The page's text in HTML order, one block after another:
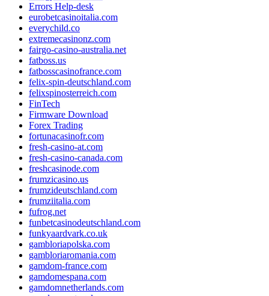
Errors Help-desk
eurobetcasinoitalia.com
everychild.co
extremecasinonz.com
fairgo-casino-australia.net
fatboss.us
fatbosscasinofrance.com
felix-spin-deutschland.com
felixspinosterreich.com
FinTech
Firmware Download
Forex Trading
fortunacasinofr.com
fresh-casino-at.com
fresh-casino-canada.com
freshcasinode.com
frumzicasino.us
frumzideutschland.com
frumziitalia.com
fufrog.net
funbetcasinodeutschland.com
funkyaardvark.co.uk
gambloriapolska.com
gambloriaromania.com
gamdom-france.com
gamdomespana.com
gamdomnetherlands.com